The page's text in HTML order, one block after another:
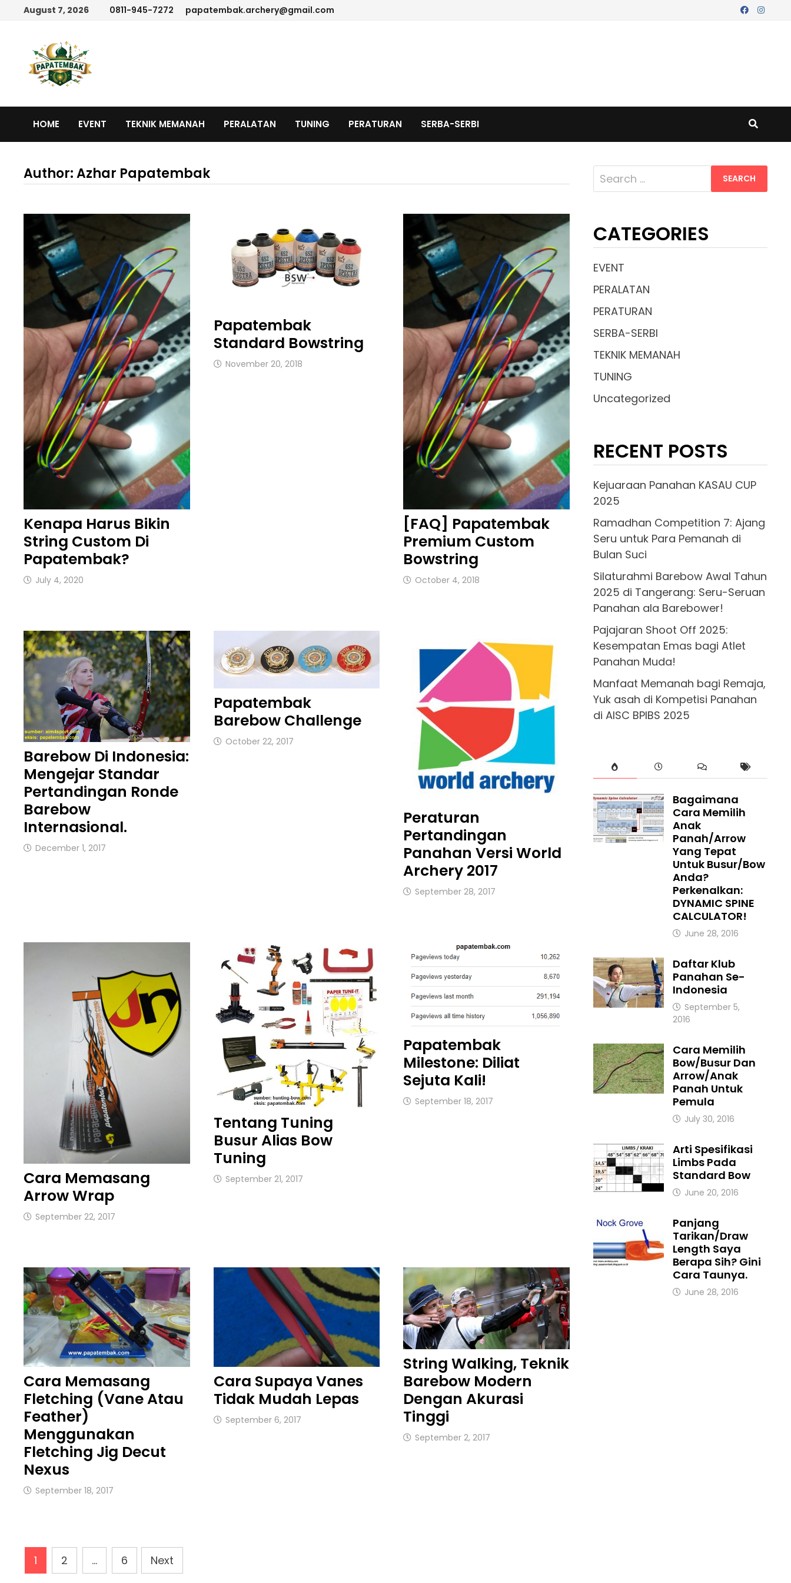
August 7, 2026 0811-945-7272 papatembak.archery@gmail.com
HOME EVENT TEKNIK MEMANAH PERALATAN TUNING PERATURAN SERBA-SERBI
Author:Azhar Papatembak
Kenapa Harus Bikin
String Custom Di
Papatembak?
July 4, 2020
Papatembak
Standard Bowstring
November 20, 2018
[FAQ] Papatembak
Premium Custom
Bowstring
October 4, 2018
Barebow Di Indonesia:
Mengejar Standar
Pertandingan Ronde
Barebow
Internasional.
December 1, 2017
Papatembak
Barebow Challenge
October 22, 2017
Peraturan
Pertandingan
Panahan Versi World
Archery 2017
September 28, 2017
Cara Memasang
Arrow Wrap
September 22, 2017
Tentang Tuning
Busur Alias Bow
Tuning
September 21, 2017
Papatembak
Milestone: Diliat
Sejuta Kali!
September 18, 2017
Cara Memasang
Fletching (Vane Atau
Feather)
Menggunakan
Fletching Jig Decut
Nexus
September 18, 2017
Cara Supaya Vanes
Tidak Mudah Lepas
September 6, 2017
String Walking, Teknik
Barebow Modern
Dengan Akurasi
Tinggi
September 2, 2017
Posts
1 2 … 6 Next
Search
for:
CATEGORIES
EVENT
PERALATAN
PERATURAN
SERBA-SERBI
TEKNIK MEMANAH
TUNING
Uncategorized
RECENT POSTS
Kejuaraan Panahan KASAU CUP
2025
Ramadhan Competition 7: Ajang
Seru untuk Para Pemanah di
Bulan Suci
Silaturahmi Barebow Awal Tahun
2025 di Tangerang: Seru-Seruan
Panahan ala Barebower!
Pajajaran Shoot Off 2025:
Kesempatan Emas bagi Atlet
Panahan Muda!
Manfaat Memanah bagi Remaja,
Yuk asah di Kompetisi Panahan
di AISC BPIBS 2025
Bagaimana
Cara Memilih
Anak
Panah/Arrow
Yang Tepat
Untuk Busur/Bow
Anda?
Perkenalkan:
DYNAMIC SPINE
CALCULATOR!
June 28, 2016
Daftar Klub
Panahan Se-
Indonesia
September 5,
2016
Cara Memilih
Bow/Busur Dan
Arrow/Anak
Panah Untuk
Pemula
July 30, 2016
Arti Spesifikasi
Limbs Pada
Standard Bow
June 20, 2016
Panjang
Tarikan/Draw
Length Saya
Berapa Sih? Gini
Cara Taunya.
June 28, 2016